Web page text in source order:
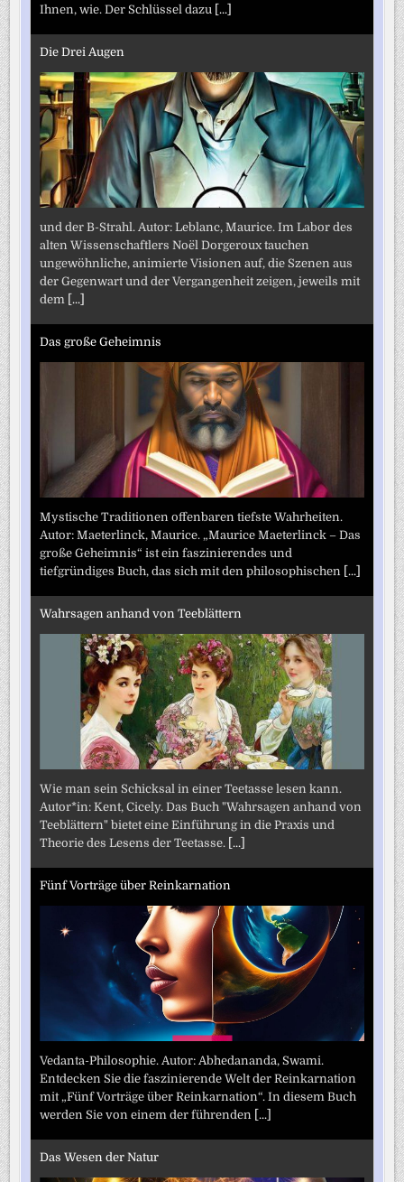
Ihnen, wie. Der Schlüssel dazu [...]
Die Drei Augen
und der B-Strahl. Autor: Leblanc, Maurice. Im Labor des
alten Wissenschaftlers Noël Dorgeroux tauchen
ungewöhnliche, animierte Visionen auf, die Szenen aus
der Gegenwart und der Vergangenheit zeigen, jeweils mit
dem [...]
Das große Geheimnis
Mystische Traditionen offenbaren tiefste Wahrheiten.
Autor: Maeterlinck, Maurice. „Maurice Maeterlinck – Das
große Geheimnis“ ist ein faszinierendes und
tiefgründiges Buch, das sich mit den philosophischen [...]
Wahrsagen anhand von Teeblättern
Wie man sein Schicksal in einer Teetasse lesen kann.
Autor*in: Kent, Cicely. Das Buch "Wahrsagen anhand von
Teeblättern" bietet eine Einführung in die Praxis und
Theorie des Lesens der Teetasse. [...]
Fünf Vorträge über Reinkarnation
Vedanta-Philosophie. Autor: Abhedananda, Swami.
Entdecken Sie die faszinierende Welt der Reinkarnation
mit „Fünf Vorträge über Reinkarnation“. In diesem Buch
werden Sie von einem der führenden [...]
Das Wesen der Natur